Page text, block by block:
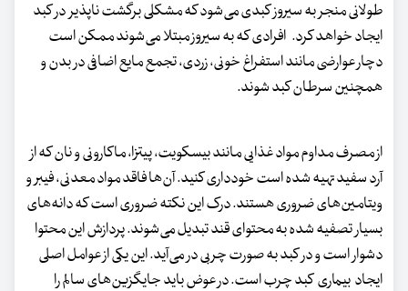
طولانی منجر به سیروز کبدی می‌شود که مشکلی برگشت ناپذیر در کبد
ایجاد خواهد کرد. افرادی که به سیروز مبتلا می‌شوند ممکن است
دچار عوارضی مانند استفراغ خونی، زردی، تجمع مایع اضافی در بدن و
همچنین سرطان کبد شوند.
از مصرف مداوم مواد غذایی مانند بیسکویت، پیتزا، ماکارونی و نان که از
آرد سفید تهیه شده است خودداری کنید. آن‌ها فاقد مواد معدنی، فیبر و
ویتامین‌های ضروری هستند. درک این نکته ضروری است که دانه‌های
بسیار تصفیه شده به محتوای قند تبدیل می‌شوند. پردازش این محتوا
دشوار است و در کبد به صورت چربی در می‌آید. این یکی از عوامل اصلی
ایجاد بیماری کبد چرب است. در عوض باید جایگزین‌های سالم را